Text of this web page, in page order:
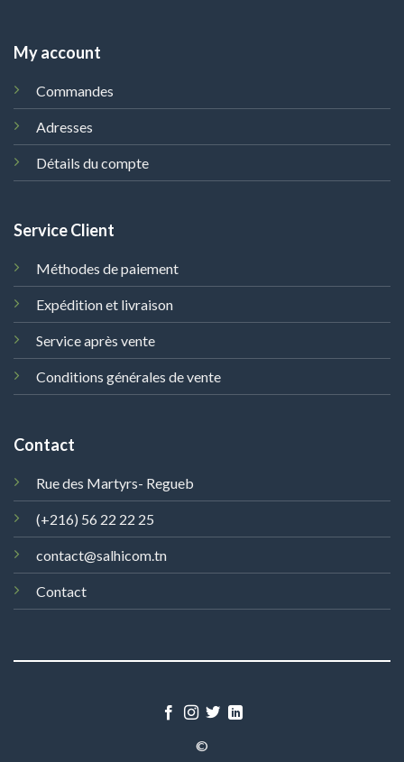
My account
Commandes
Adresses
Détails du compte
Service Client
Méthodes de paiement
Expédition et livraison
Service après vente
Conditions générales de vente
Contact
Rue des Martyrs- Regueb
(+216) 56 22 22 25
contact@salhicom.tn
Contact
©